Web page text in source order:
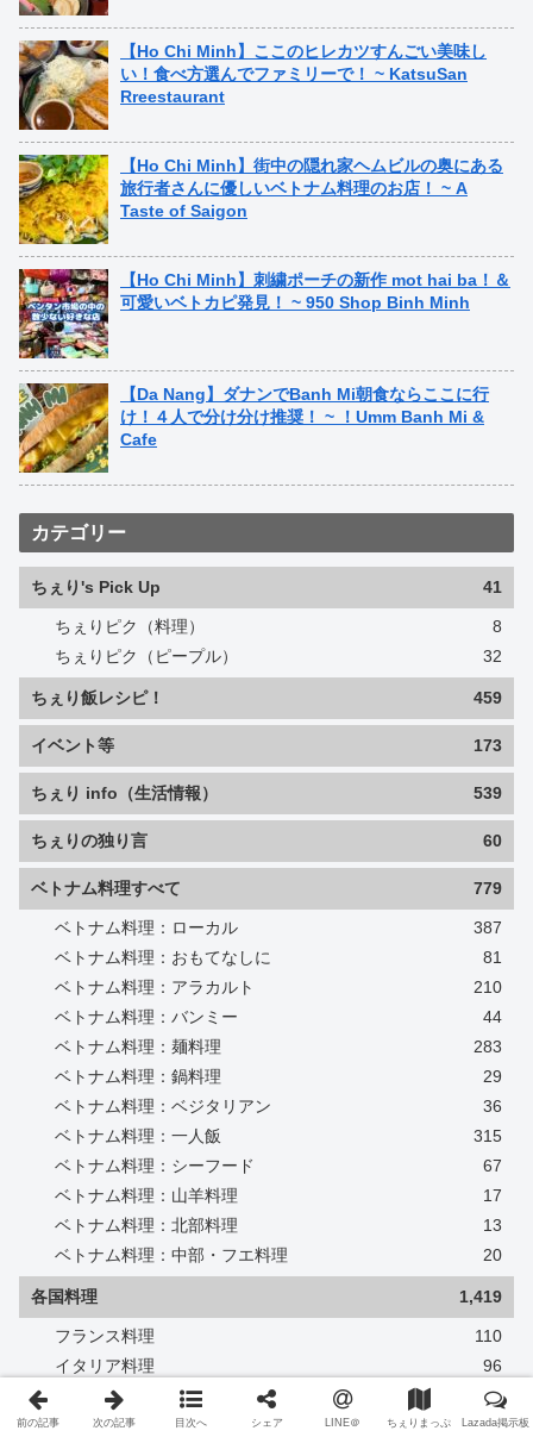
【Ho Chi Minh】ここのヒレカツすんごい美味し
い！食べ方選んでファミリーで！ ~ KatsuSan
Rreestaurant
【Ho Chi Minh】街中の隠れ家ヘムビルの奥にある
旅行者さんに優しいベトナム料理のお店！ ~ A
Taste of Saigon
【Ho Chi Minh】刺繍ポーチの新作 mot hai ba！＆
可愛いベトカピ発見！ ~ 950 Shop Binh Minh
【Da Nang】ダナンでBanh Mi朝食ならここに行
け！４人で分け分け推奨！ ~ ！Umm Banh Mi &
Cafe
カテゴリー
ちぇり's Pick Up 41
ちぇりピク（料理）
8
ちぇりピク（ピープル）
32
ちぇり飯レシピ！ 459
イベント等 173
ちぇり info（生活情報） 539
ちぇりの独り言 60
ベトナム料理すべて 779
ベトナム料理：ローカル
387
ベトナム料理：おもてなしに
81
ベトナム料理：アラカルト
210
ベトナム料理：バンミー
44
ベトナム料理：麺料理
283
ベトナム料理：鍋料理
29
ベトナム料理：ベジタリアン
36
ベトナム料理：一人飯
315
ベトナム料理：シーフード
67
ベトナム料理：山羊料理
17
ベトナム料理：北部料理
13
ベトナム料理：中部・フエ料理
20
各国料理 1,419
フランス料理
110
イタリア料理
96
中華料理
133
日本料理
381
前の記事 次の記事 目次へ シェア LINE＠ ちぇりまっぷ Lazada掲示板